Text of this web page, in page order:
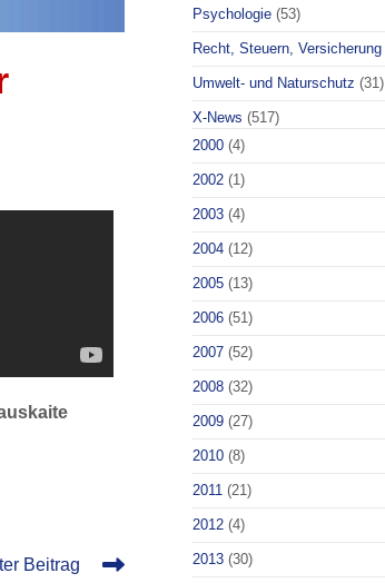
Beitrag
Psychologie (53)
Recht, Steuern, Versicherung
Umwelt- und Naturschutz (31)
X-News (517)
2000 (4)
2002 (1)
2003 (4)
2004 (12)
2005 (13)
2006 (51)
2007 (52)
2008 (32)
2009 (27)
2010 (8)
2011 (21)
2012 (4)
2013 (30)